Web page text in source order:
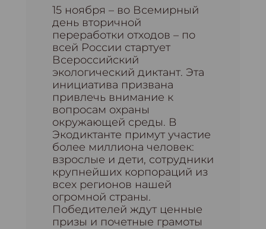
15 ноября – во Всемирный
день вторичной
переработки отходов – по
всей России стартует
Всероссийский
экологический диктант. Эта
инициатива призвана
привлечь внимание к
вопросам охраны
окружающей среды. В
Экодиктанте примут участие
более миллиона человек:
взрослые и дети, сотрудники
крупнейших корпораций из
всех регионов нашей
огромной страны.
Победителей ждут ценные
призы и почетные грамоты